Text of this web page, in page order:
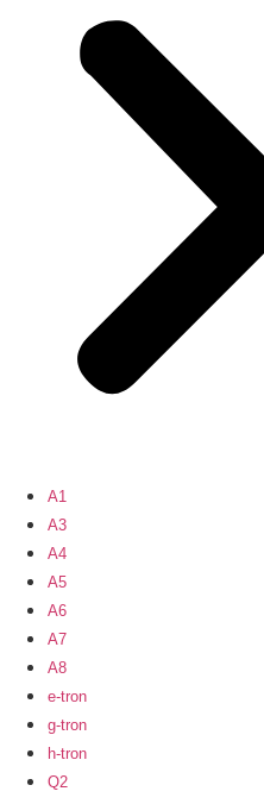
A1
A3
A4
A5
A6
A7
A8
e-tron
g-tron
h-tron
Q2